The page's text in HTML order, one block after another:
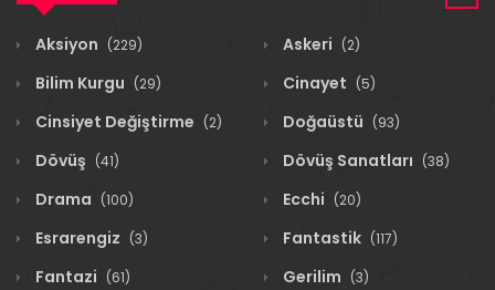
Aksiyon (229) Askeri (2)
Bilim Kurgu (29) Cinayet (5)
Cinsiyet Değiştirme (2) Doğaüstü (93)
Dövüş (41) Dövüş Sanatları (38)
Drama (100) Ecchi (20)
Esrarengiz (3) Fantastik (117)
Fantazi (61) Gerilim (3)